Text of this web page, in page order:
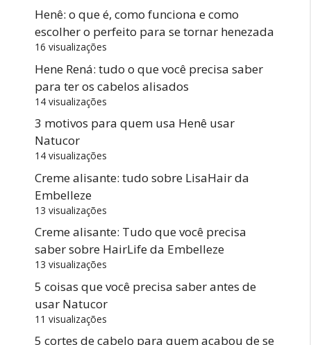
Henê: o que é, como funciona e como
escolher o perfeito para se tornar henezada
16 visualizações
Hene Rená: tudo o que você precisa saber
para ter os cabelos alisados
14 visualizações
3 motivos para quem usa Henê usar
Natucor
14 visualizações
Creme alisante: tudo sobre LisaHair da
Embelleze
13 visualizações
Creme alisante: Tudo que você precisa
saber sobre HairLife da Embelleze
13 visualizações
5 coisas que você precisa saber antes de
usar Natucor
11 visualizações
5 cortes de cabelo para quem acabou de se